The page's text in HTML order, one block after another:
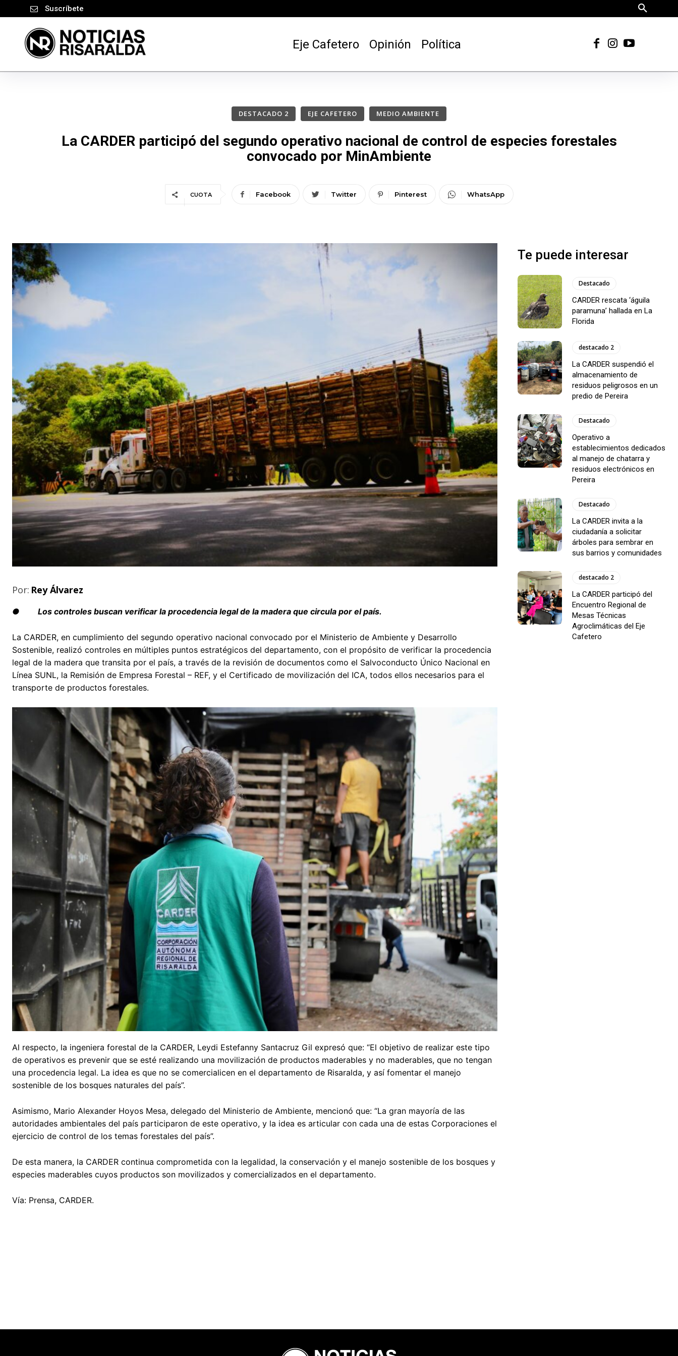
Suscríbete
Eje Cafetero Opinión Política
DESTACADO 2 EJE CAFETERO MEDIO AMBIENTE
La CARDER participó del segundo operativo nacional de control de especies forestales
convocado por MinAmbiente
CUOTA Facebook Twitter Pinterest WhatsApp
Por: Rey Álvarez
● Los controles buscan verificar la procedencia legal de la madera que circula por el país.
La CARDER, en cumplimiento del segundo operativo nacional convocado por el Ministerio de Ambiente y Desarrollo
Sostenible, realizó controles en múltiples puntos estratégicos del departamento, con el propósito de verificar la procedencia
legal de la madera que transita por el país, a través de la revisión de documentos como el Salvoconducto Único Nacional en
Línea SUNL, la Remisión de Empresa Forestal – REF, y el Certificado de movilización del ICA, todos ellos necesarios para el
transporte de productos forestales.
Al respecto, la ingeniera forestal de la CARDER, Leydi Estefanny Santacruz Gil expresó que: “El objetivo de realizar este tipo
de operativos es prevenir que se esté realizando una movilización de productos maderables y no maderables, que no tengan
una procedencia legal. La idea es que no se comercialicen en el departamento de Risaralda, y así fomentar el manejo
sostenible de los bosques naturales del país”.
Asimismo, Mario Alexander Hoyos Mesa, delegado del Ministerio de Ambiente, mencionó que: “La gran mayoría de las
autoridades ambientales del país participaron de este operativo, y la idea es articular con cada una de estas Corporaciones el
ejercicio de control de los temas forestales del país”.
De esta manera, la CARDER continua comprometida con la legalidad, la conservación y el manejo sostenible de los bosques y
especies maderables cuyos productos son movilizados y comercializados en el departamento.
Vía: Prensa, CARDER.
Te puede interesar
Destacado
CARDER rescata ‘águila
paramuna’ hallada en La
Florida
destacado 2
La CARDER suspendió el
almacenamiento de
residuos peligrosos en un
predio de Pereira
Destacado
Operativo a
establecimientos dedicados
al manejo de chatarra y
residuos electrónicos en
Pereira
Destacado
La CARDER invita a la
ciudadanía a solicitar
árboles para sembrar en
sus barrios y comunidades
destacado 2
La CARDER participó del
Encuentro Regional de
Mesas Técnicas
Agroclimáticas del Eje
Cafetero